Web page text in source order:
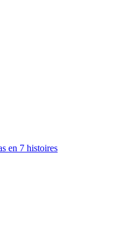
en 7 histoires